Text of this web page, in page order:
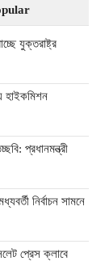
যুক্তরাষ্ট্র
হাইকমিশন
প্রধানমন্ত্রী
নির্বাচন সামনে
প্রেস ক্লাবে